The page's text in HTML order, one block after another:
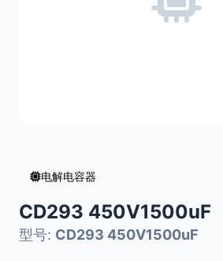
电解电容器
CD293 450V1500uF
型号: CD293 450V1500uF